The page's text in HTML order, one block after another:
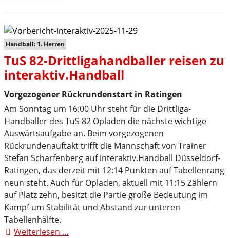
mit
Auswärtserfolg
Handball: 1. Herren
TuS 82-Drittligahandballer reisen zu
interaktiv.Handball
Vorgezogener Rückrundenstart in Ratingen
Am Sonntag um 16:00 Uhr steht für die Drittliga-
Handballer des TuS 82 Opladen die nächste wichtige
Auswärtsaufgabe an. Beim vorgezogenen
Rückrundenauftakt trifft die Mannschaft von Trainer
Stefan Scharfenberg auf interaktiv.Handball Düsseldorf-
Ratingen, das derzeit mit 12:14 Punkten auf Tabellenrang
neun steht. Auch für Opladen, aktuell mit 11:15 Zählern
auf Platz zehn, besitzt die Partie große Bedeutung im
Kampf um Stabilität und Abstand zur unteren
Tabellenhälfte.
Weiterlesen …